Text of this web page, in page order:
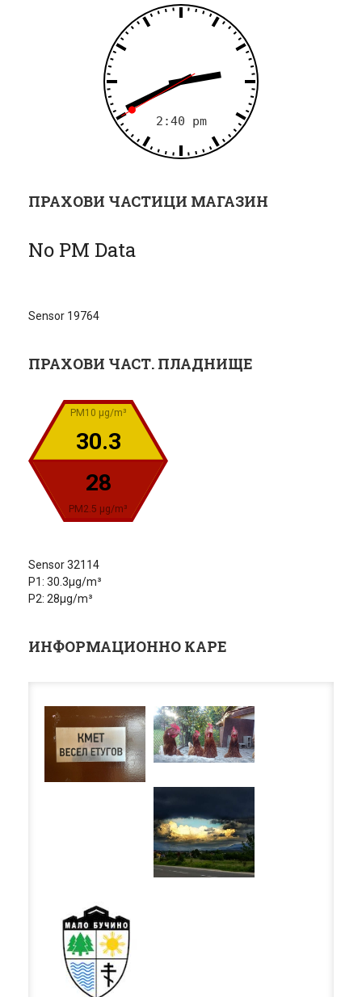
ПРАХОВИ ЧАСТИЦИ МАГАЗИН
No PM Data
Sensor 19764
ПРАХОВИ ЧАСТ. ПЛАДНИЩЕ
PM10 µg/m³
PM2.5 µg/m³
30.3
28
Sensor 32114
P1: 30.3µg/m³
P2: 28µg/m³
ИНФОРМАЦИОННО КАРЕ